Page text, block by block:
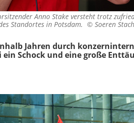
Anno Stake versteht trotz
Standortes in Potsdam. © Soeren
Jahren durch
Schock und eine große